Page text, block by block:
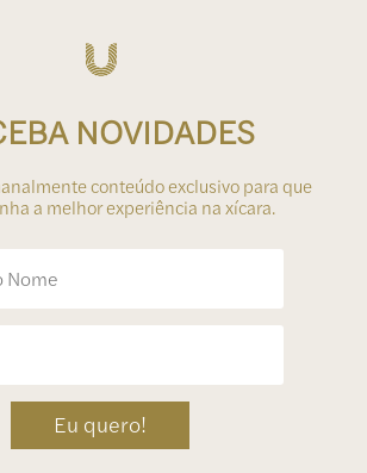
NOVIDADES
conteúdo exclusivo para que
a melhor experiência na xícara.
Eu quero!